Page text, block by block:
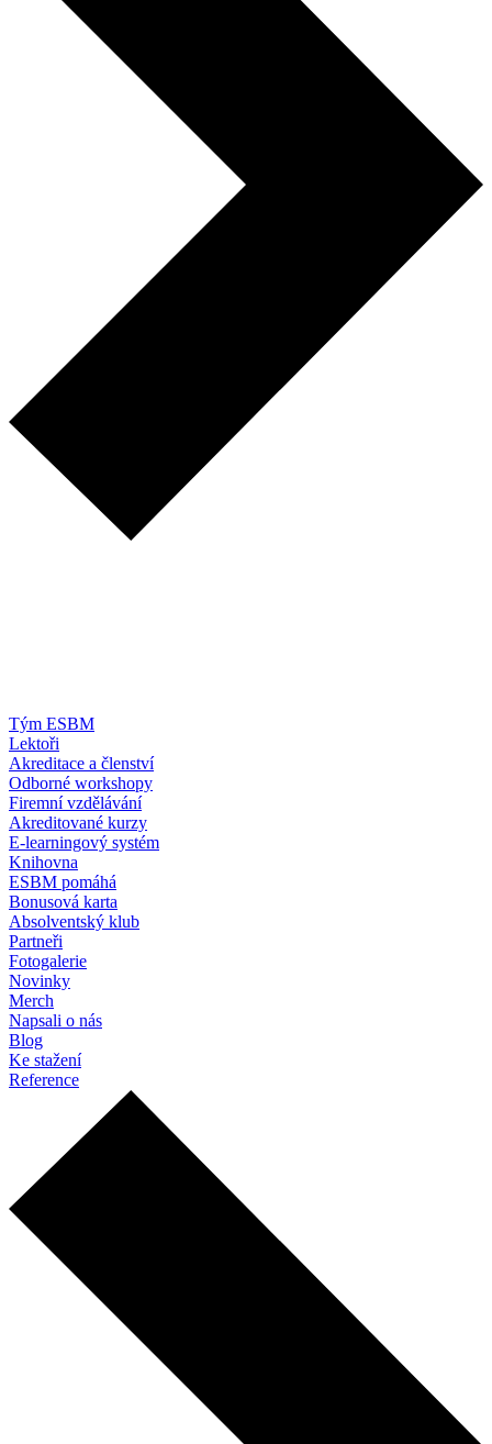
Tým ESBM
Lektoři
Akreditace a členství
Odborné workshopy
Firemní vzdělávání
Akreditované kurzy
E-learningový systém
Knihovna
ESBM pomáhá
Bonusová karta
Absolventský klub
Partneři
Fotogalerie
Novinky
Merch
Napsali o nás
Blog
Ke stažení
Reference